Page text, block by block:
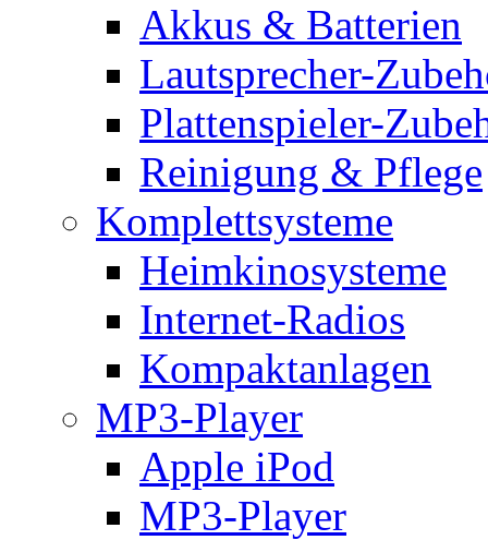
Akkus & Batterien
Lautsprecher-
Plattenspieler-
Reinigung & Pflege
Komplettsysteme
Heimkinosysteme
Internet-Radios
Kompaktanlagen
MP3-Player
Apple iPod
MP3-Player